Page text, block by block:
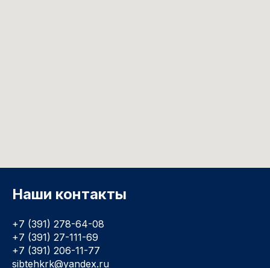
Наши контакты
+7 (391) 278-64-08
+7 (391) 27-111-69
+7 (391) 206-11-77
sibtehkrk@yandex.ru